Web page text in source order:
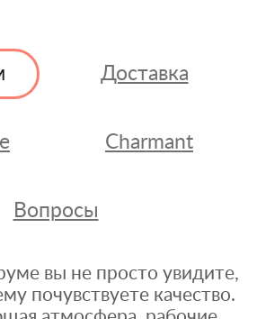
Доставка
Charmant
Вопросы
вы не просто увидите,
почувствуете качество.